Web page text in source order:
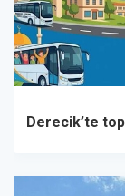
Derecik’te